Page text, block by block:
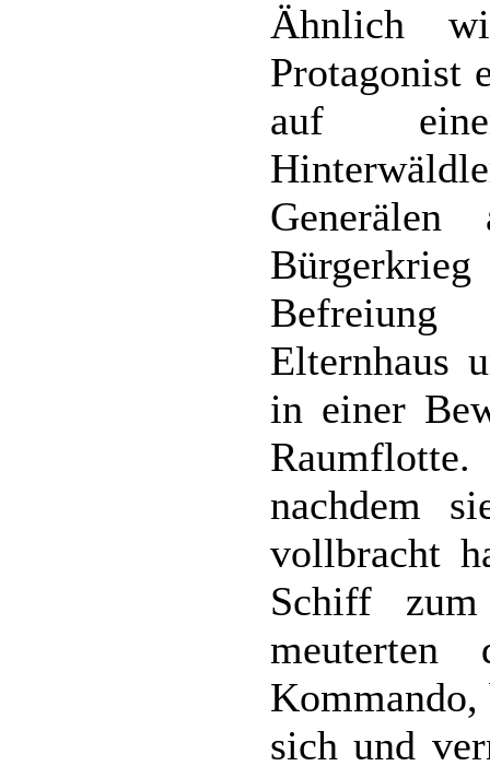
Ähnlich
Protagonist
auf
Elternhaus
in einer
nachdem
vollbracht
Schiff
Kommando,
sich und